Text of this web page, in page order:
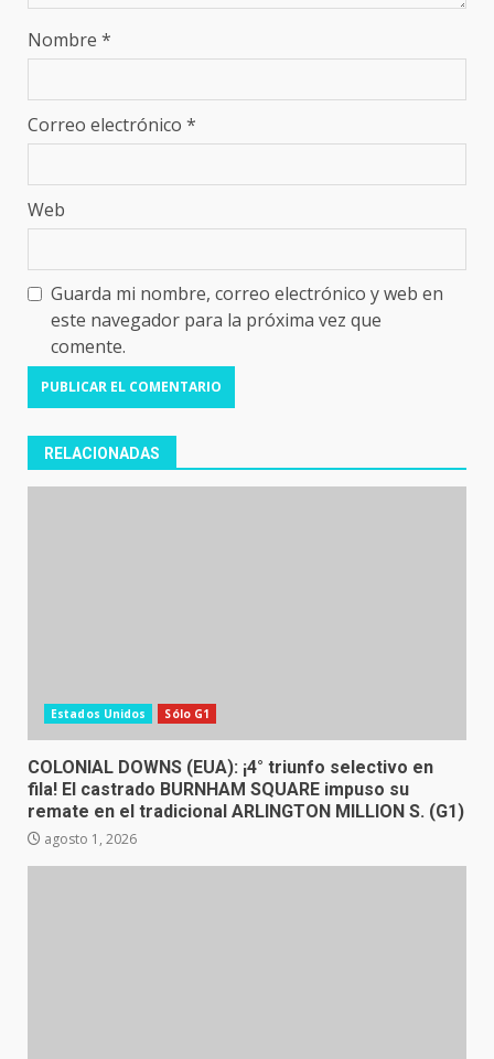
Nombre *
Correo electrónico *
Web
Guarda mi nombre, correo electrónico y web en
este navegador para la próxima vez que
comente.
RELACIONADAS
Estados Unidos Sólo G1
COLONIAL DOWNS (EUA): ¡4° triunfo selectivo en
fila! El castrado BURNHAM SQUARE impuso su
remate en el tradicional ARLINGTON MILLION S. (G1)
agosto 1, 2026